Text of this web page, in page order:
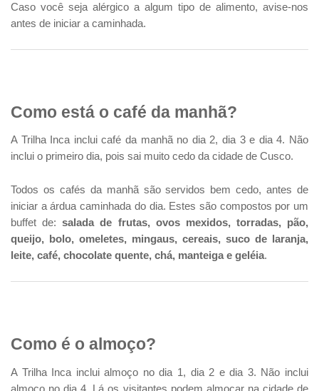
Caso você seja alérgico a algum tipo de alimento, avise-nos
antes de iniciar a caminhada.
Como está o café da manhã?
A Trilha Inca inclui café da manhã no dia 2, dia 3 e dia 4. Não
inclui o primeiro dia, pois sai muito cedo da cidade de Cusco.
Todos os cafés da manhã são servidos bem cedo, antes de
iniciar a árdua caminhada do dia. Estes são compostos por um
buffet de:salada de frutas, ovos mexidos, torradas, pão,
queijo, bolo, omeletes, mingaus, cereais, suco de laranja,
leite, café, chocolate quente, chá, manteiga e geléia.
Como é o almoço?
A Trilha Inca inclui almoço no dia 1, dia 2 e dia 3. Não inclui
almoço no dia 4. Lá os visitantes podem almoçar na cidade de